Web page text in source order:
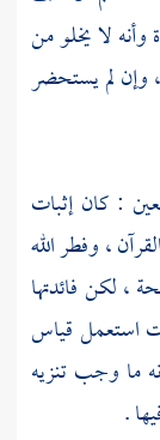
لا يخلو من
وإن لم يستحضر
: كان إثبات
، وفطر الله
، لكن فائدتها
استعمل قياس
ما وجب تنزيه
.